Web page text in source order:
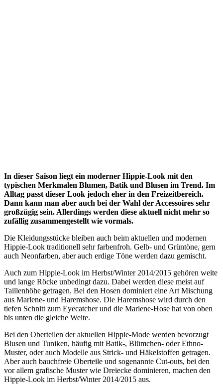
In dieser Saison liegt ein moderner Hippie-Look mit den
typischen Merkmalen Blumen, Batik und Blusen im Trend. Im
Alltag passt dieser Look jedoch eher in den Freizeitbereich.
Dann kann man aber auch bei der Wahl der Accessoires sehr
großzügig sein. Allerdings werden diese aktuell nicht mehr so
zufällig zusammengestellt wie vormals.
Die Kleidungsstücke bleiben auch beim aktuellen und modernen
Hippie-Look traditionell sehr farbenfroh. Gelb- und Grüntöne, gern
auch Neonfarben, aber auch erdige Töne werden dazu gemischt.
Auch zum Hippie-Look im Herbst/Winter 2014/2015 gehören weite
und lange Röcke unbedingt dazu. Dabei werden diese meist auf
Taillenhöhe getragen. Bei den Hosen dominiert eine Art Mischung
aus Marlene- und Haremshose. Die Haremshose wird durch den
tiefen Schnitt zum Eyecatcher und die Marlene-Hose hat von oben
bis unten die gleiche Weite.
Bei den Oberteilen der aktuellen Hippie-Mode werden bevorzugt
Blusen und Tuniken, häufig mit Batik-, Blümchen- oder Ethno-
Muster, oder auch Modelle aus Strick- und Häkelstoffen getragen.
Aber auch bauchfreie Oberteile und sogenannte Cut-outs, bei den
vor allem grafische Muster wie Dreiecke dominieren, machen den
Hippie-Look im Herbst/Winter 2014/2015 aus.